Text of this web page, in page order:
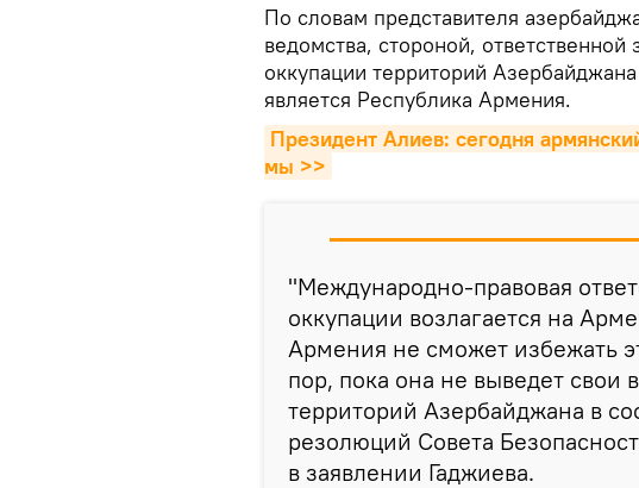
По словам представителя
ведомства, стороной,
оккупации территорий
является Республика Армения.
Президент Алиев: сегодня
мы >>
"Международно-правовая
оккупации возлагается на
Армения не сможет избежать
пор, пока она не выведет свои
территорий Азербайджана в
резолюций Совета
в заявлении Гаджиева.